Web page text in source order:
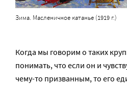
Зима. Масленичное катанье (1919 г.)
Когда мы говорим о таких
понимать, что если он и
чему-то призванным, то его